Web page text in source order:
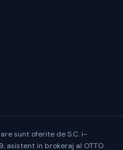
sunt oferite de S.C. i-
asistent in brokeraj al OTTO